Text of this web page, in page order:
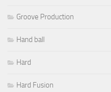
Groove Production
Hand ball
Hard
Hard Fusion